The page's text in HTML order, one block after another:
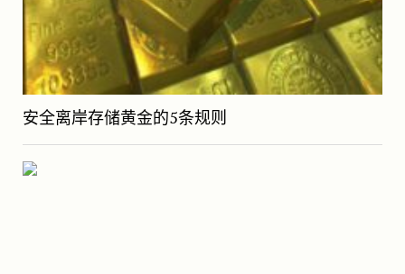
安全离岸存储黄金的5条规则